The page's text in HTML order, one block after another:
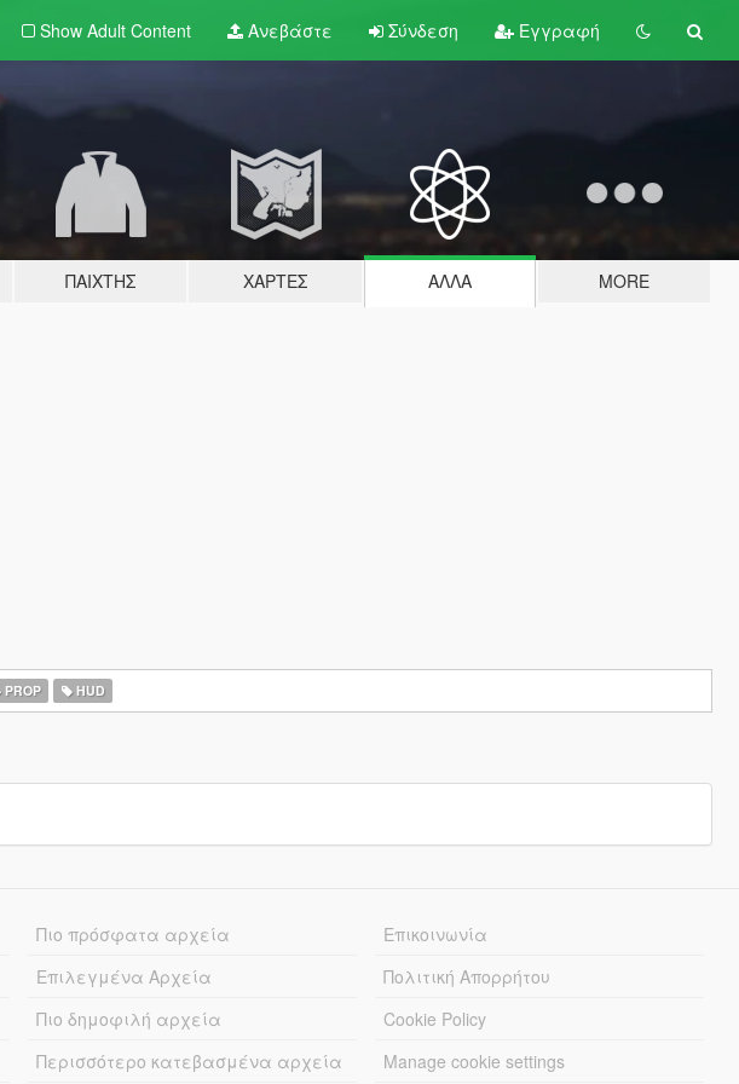
Show Adult Content Ανεβάστε Σύνδεση Εγγραφή
ΠΑΊΧΤΗΣ ΧΆΡΤΕΣ ΆΛΛΑ MORE
PROP HUD
Πιο πρόσφατα αρχεία
Επιλεγμένα Αρχεία
Πιο δημοφιλή αρχεία
Περισσότερο κατεβασμένα αρχεία
Επικοινωνία
Πολιτική Απορρήτου
Cookie Policy
Manage cookie settings